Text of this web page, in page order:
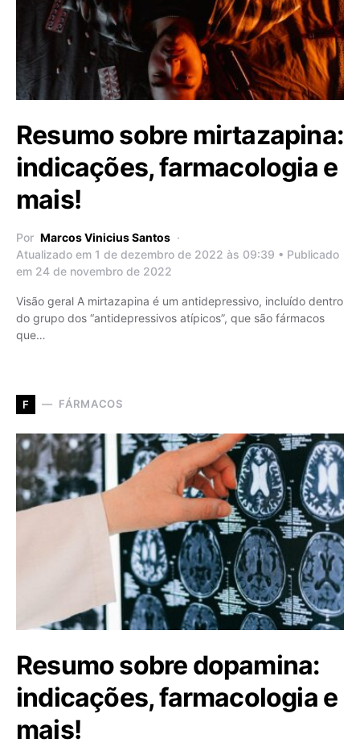
Resumo sobre mirtazapina:
indicações, farmacologia e
mais!
Por Marcos Vinicius Santos
Atualizado em 1 de dezembro de 2022 às 09:39 • Publicado
em 24 de novembro de 2022
Visão geral A mirtazapina é um antidepressivo, incluído dentro
do grupo dos “antidepressivos atípicos”, que são fármacos
que…
F FÁRMACOS
Resumo sobre dopamina:
indicações, farmacologia e
mais!